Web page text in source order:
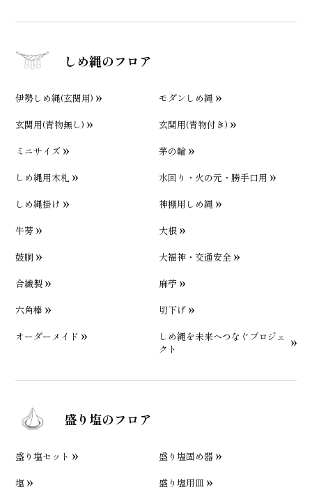
しめ縄のフロア
伊勢しめ縄(玄関用)
モダンしめ縄
玄関用(青物無し)
玄関用(青物付き)
ミニサイズ
茅の輪
しめ縄用木札
水回り・火の元・勝手口用
しめ縄掛け
神棚用しめ縄
牛蒡
大根
鼓胴
大福神・交通安全
合繊製
麻苧
六角棒
切下げ
オーダーメイド
しめ縄を未来へつなぐプロジェ
クト
盛り塩のフロア
盛り塩セット
盛り塩固め器
塩
盛り塩用皿